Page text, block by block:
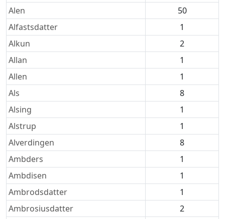
Alen
50
Alfastsdatter
1
Alkun
2
Allan
1
Allen
1
Als
8
Alsing
1
Alstrup
1
Alverdingen
8
Ambders
1
Ambdisen
1
Ambrodsdatter
1
Ambrosiusdatter
2